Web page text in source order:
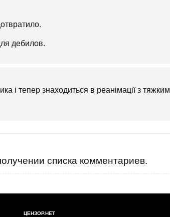
дебилов.
і тепер знаходиться в реанімації з тяжким
списка комментариев.
ЦЕНЗОР.НЕТ